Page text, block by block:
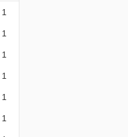
1
1
1
1
1
1